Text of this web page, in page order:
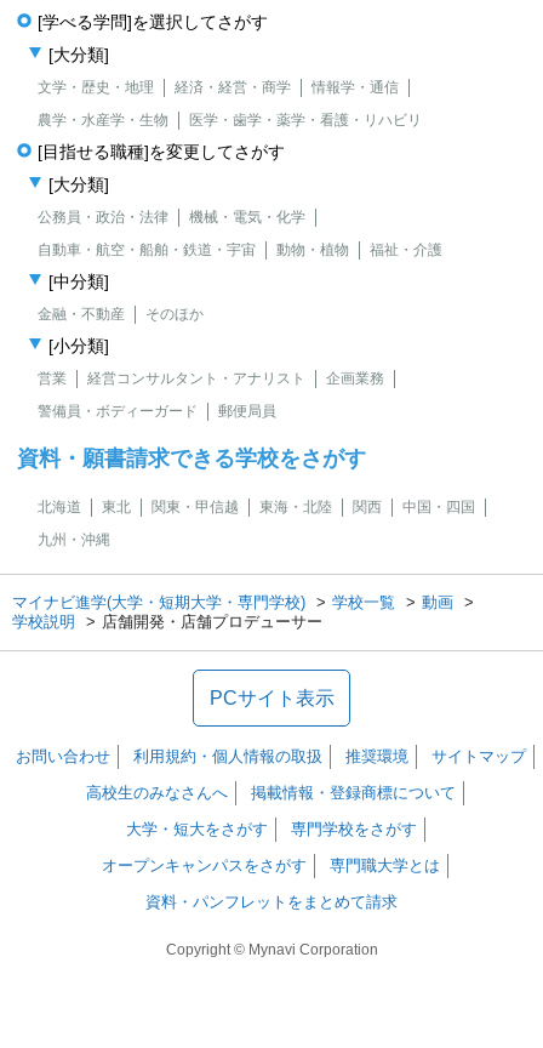
[学べる学問]を選択してさがす
[大分類]
文学・歴史・地理 経済・経営・商学
情報学・通信
農学・水産学・生物
医学・歯学・薬学・看護・リハビリ
[目指せる職種]を変更してさがす
[大分類]
公務員・政治・法律
機械・電気・化学
自動車・航空・船舶・鉄道・宇宙
動物・植物 福祉・介護
[中分類]
金融・不動産 そのほか
[小分類]
営業 経営コンサルタント・アナリスト
企画業務
警備員・ボディーガード
郵便局員
資料・願書請求できる学校をさがす
北海道 東北 関東・甲信越 東海・北陸 関西
中国・四国
九州・沖縄
マイナビ進学(大学・短期大学・専門学校) 学校一覧
動画
学校説明
店舗開発・店舗プロデューサー
PCサイト表示
お問い合わせ 利用規約・個人情報の取扱 推奨環境
サイトマップ
高校生のみなさんへ
掲載情報・登録商標について
大学・短大をさがす
専門学校をさがす
オープンキャンパスをさがす
専門職大学とは
資料・パンフレットをまとめて請求
Copyright © Mynavi Corporation